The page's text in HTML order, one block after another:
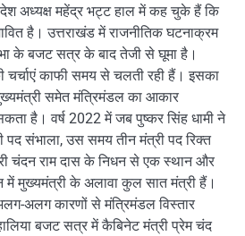
अध्यक्ष महेंद्र भट्ट हाल में कह चुके हैं कि
है। उत्तराखंड में राजनीतिक घटनाक्रम
के बजट सत्र के बाद तेजी से घूमा है।
चर्चाएं काफी समय से चलती रही हैं। इसका
समेत मंत्रिमंडल का आकार
है। वर्ष 2022 में जब पुष्कर सिंह धामी ने
पद संभाला, उस समय तीन मंत्री पद रिक्त
चंदन राम दास के निधन से एक स्थान और
में मुख्यमंत्री के अलावा कुल सात मंत्री हैं।
अलग कारणों से मंत्रिमंडल विस्तार
बजट सत्र में कैबिनेट मंत्री प्रेम चंद